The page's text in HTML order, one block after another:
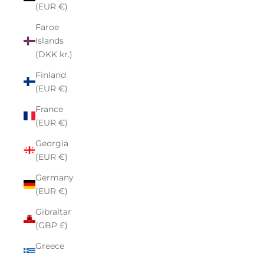
(EUR €)
Faroe
Islands
(DKK kr.)
Finland
(EUR €)
France
(EUR €)
Georgia
(EUR €)
Germany
(EUR €)
Gibraltar
(GBP £)
Greece